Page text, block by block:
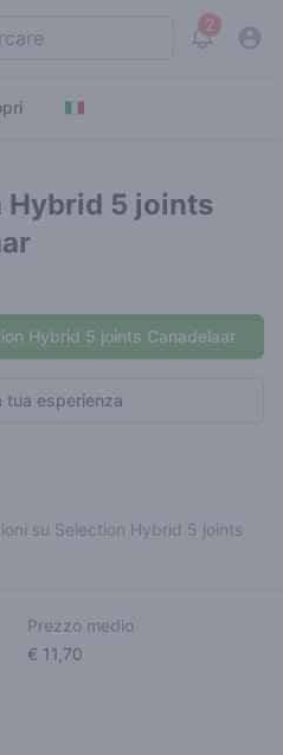
2
View
Hybrid 5 joints
tua esperienza
Hybrid 5 joints Canadelaar
su Selection Hybrid 5 joints
Prezzo medio
€ 11,70